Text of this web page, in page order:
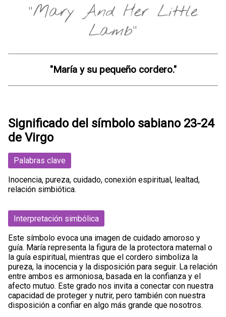
"Mary And Her Little
Lamb"
"María y su pequeño cordero."
Significado del símbolo sabiano 23-24
de Virgo
Palabras clave
Inocencia, pureza, cuidado, conexión espiritual, lealtad,
relación simbiótica.
Interpretación simbólica
Este símbolo evoca una imagen de cuidado amoroso y
guía. María representa la figura de la protectora maternal o
la guía espiritual, mientras que el cordero simboliza la
pureza, la inocencia y la disposición para seguir. La relación
entre ambos es armoniosa, basada en la confianza y el
afecto mutuo. Este grado nos invita a conectar con nuestra
capacidad de proteger y nutrir, pero también con nuestra
disposición a confiar en algo más grande que nosotros.